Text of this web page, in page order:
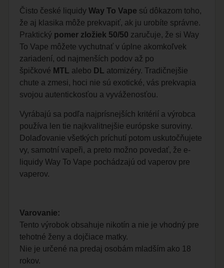
Čisto české liquidyWay To Vape sú dôkazom toho,
že aj klasika môže prekvapiť, ak ju urobíte správne.
Praktický pomer zložiek 50/50 zaručuje, že si Way
To Vape môžete vychutnať v úplne akomkoľvek
zariadení, od najmenších podov až po
špičkové MTL alebo DL atomizéry. Tradičnejšie
chute a zmesi, hoci nie sú exotické, vás prekvapia
svojou autentickosťou a vyváženosťou.
Vyrábajú sa podľa najprísnejších kritérií a výrobca
používa len tie najkvalitnejšie európske suroviny.
Dolaďovanie všetkých príchutí potom uskutočňujete
vy, samotní vapeři, a preto možno povedať, že e-
liquidy Way To Vape pochádzajú od vaperov pre
vaperov.
Varovanie:
Tento výrobok obsahuje nikotín a nie je vhodný pre
tehotné ženy a dojčiace matky.
Nie je určené na predaj osobám mladším ako 18
rokov.